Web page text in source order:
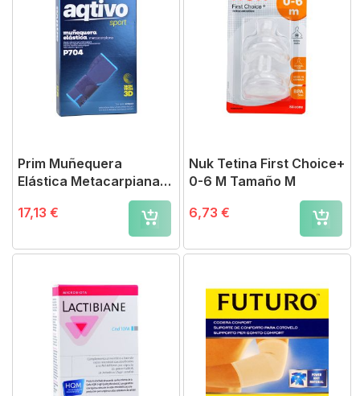
Prim Muñequera
Elástica Metacarpiana
17,13 €
Nuk Tetina First Choice+
0-6 M Tamaño M
6,73 €